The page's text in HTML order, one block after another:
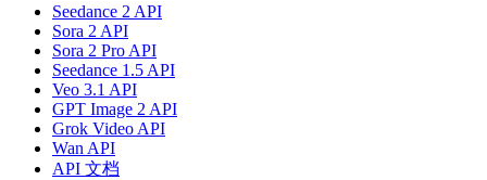
Seedance 2 API
Sora 2 API
Sora 2 Pro API
Seedance 1.5 API
Veo 3.1 API
GPT Image 2 API
Grok Video API
Wan API
API 文档